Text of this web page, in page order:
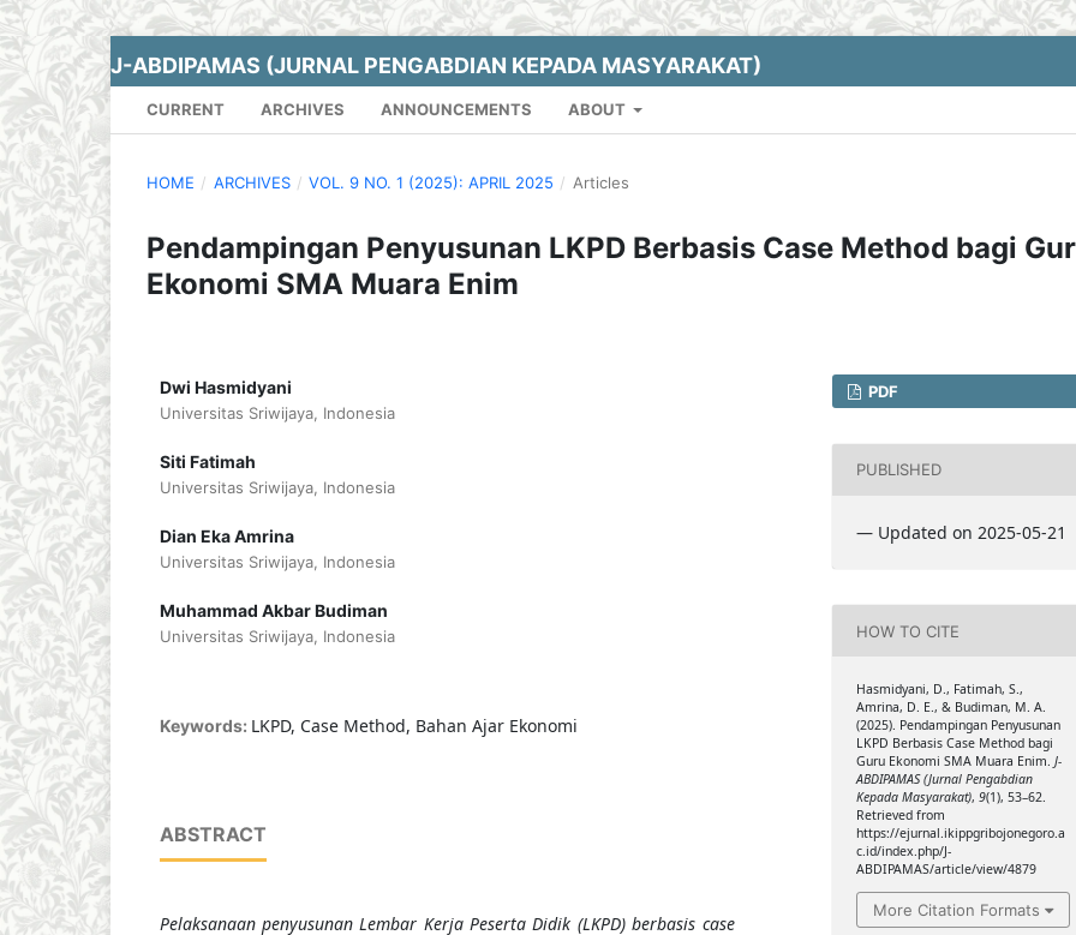
J-ABDIPAMAS (JURNAL PENGABDIAN KEPADA MASYARAKAT)
CURRENT ARCHIVES ANNOUNCEMENTS ABOUT
HOME / ARCHIVES / VOL. 9 NO. 1 (2025): APRIL 2025 / Articles
Pendampingan Penyusunan LKPD Berbasis Case Method bagi
Ekonomi SMA Muara Enim
Dwi Hasmidyani
Universitas Sriwijaya, Indonesia
Siti Fatimah
Universitas Sriwijaya, Indonesia
Dian Eka Amrina
Universitas Sriwijaya, Indonesia
Muhammad Akbar Budiman
Universitas Sriwijaya, Indonesia
Keywords: LKPD, Case Method, Bahan Ajar Ekonomi
ABSTRACT
Pelaksanaan penyusunan Lembar Kerja Peserta Didik (LKPD) berbasis case
PDF
PUBLISHED
— Updated on 2025-05-21
HOW TO CITE
Hasmidyani, D., Fatimah, S.,
Amrina, D. E., & Budiman, M. A.
(2025). Pendampingan Penyusunan
LKPD Berbasis Case Method bagi
Guru Ekonomi SMA Muara Enim. J-
ABDIPAMAS (Jurnal Pengabdian
Kepada Masyarakat), 9(1), 53–62.
Retrieved from
https://ejurnal.ikippgribojonegoro.a
c.id/index.php/J-
ABDIPAMAS/article/view/4879
More Citation Formats